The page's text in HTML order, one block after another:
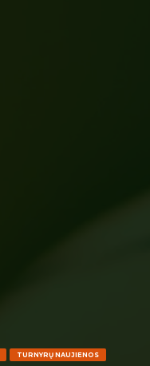
TURNYRŲ NAUJIENOS